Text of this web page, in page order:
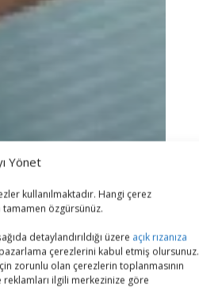
Yönet
kullanılmaktadır. Hangi çerez
özgürsünüz.
detaylandırıldığı üzere açık rızanıza
çerezlerini kabul etmiş olursunuz.
zorunlu olan çerezlerin toplanmasının
reklamları ilgili merkezinize göre